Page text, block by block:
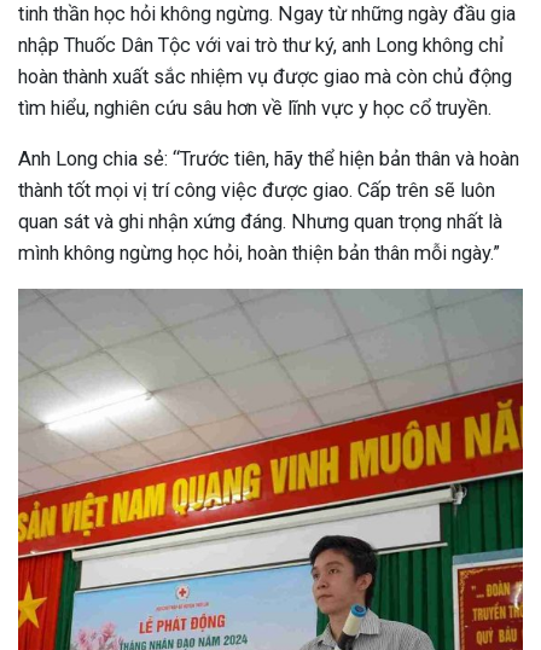
tinh thần học hỏi không ngừng. Ngay từ những ngày đầu gia
nhập Thuốc Dân Tộc với vai trò thư ký, anh Long không chỉ
hoàn thành xuất sắc nhiệm vụ được giao mà còn chủ động
tìm hiểu, nghiên cứu sâu hơn về lĩnh vực y học cổ truyền.
Anh Long chia sẻ: “Trước tiên, hãy thể hiện bản thân và hoàn
thành tốt mọi vị trí công việc được giao. Cấp trên sẽ luôn
quan sát và ghi nhận xứng đáng. Nhưng quan trọng nhất là
mình không ngừng học hỏi, hoàn thiện bản thân mỗi ngày.”